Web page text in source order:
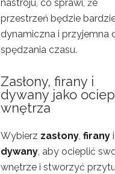
nastroju, co sprawi, że
przestrzeń będzie
dynamiczna i przyjemna
spędzania czasu.
Zasłony, firany i
dywany jako
wnętrza
Wybierz zasłony, firany i
dywany, aby ocieplić
wnętrze i stworzyć